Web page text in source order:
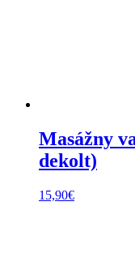
Masážny
dekolt)
15,90€